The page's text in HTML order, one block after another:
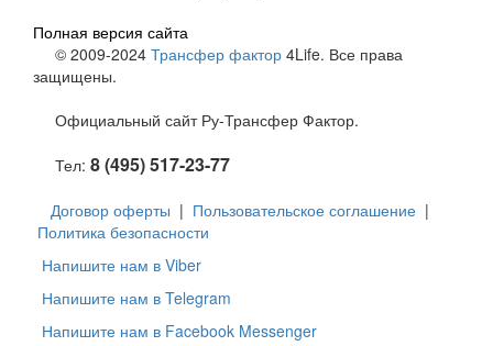
Полная версия сайта
© 2009-2024 Трансфер фактор 4Life. Все права
защищены.
Официальный сайт Ру-Трансфер Фактор.
Тел: 8 (495) 517-23-77
Договор оферты | Пользовательское соглашение |
Политика безопасности
Напишите нам в Viber
Напишите нам в Telegram
Напишите нам в Facebook Messenger